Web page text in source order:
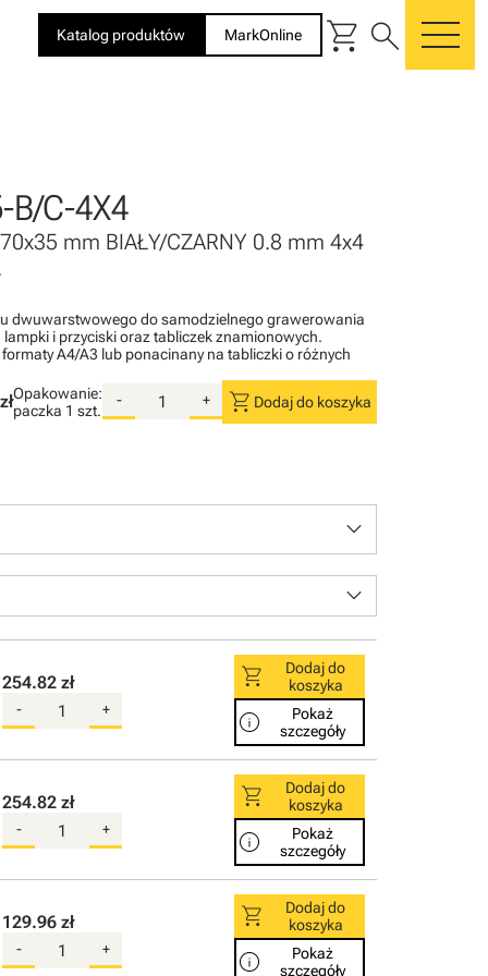
Katalog produktów MarkOnline shopping_cart search
B/C-4X4
mm BIAŁY/CZARNY 0.8 mm 4x4
dwuwarstwowego do samodzielnego grawerowania
i przyciski oraz tabliczek znamionowych.
A4/A3 lub ponacinany na tabliczki o różnych
Opakowanie:
paczka 1 szt.
- + shopping_cart Dodaj do koszyka
keyboard_arrow_down
keyboard_arrow_down
254.82 zł
- +
shopping_cart
Dodaj do
koszyka
info
Pokaż
szczegóły
254.82 zł
- +
shopping_cart
Dodaj do
koszyka
info
Pokaż
szczegóły
129.96 zł
- +
shopping_cart
Dodaj do
koszyka
info
Pokaż
szczegóły